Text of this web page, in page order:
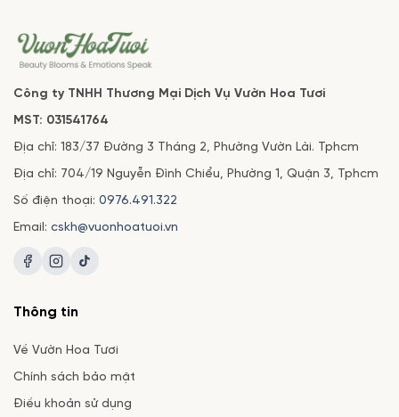
Công ty TNHH Thương Mại Dịch Vụ Vườn Hoa Tươi
MST: 031541764
Địa chỉ: 183/37 Đường 3 Tháng 2, Phường Vườn Lài. Tphcm
Địa chỉ: 704/19 Nguyễn Đình Chiểu, Phường 1, Quận 3, Tphcm
Số điện thoại: 0976.491.322
Email: cskh@vuonhoatuoi.vn
Thông tin
Về Vườn Hoa Tươi
Chính sách bảo mật
Điều khoản sử dụng